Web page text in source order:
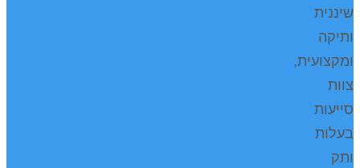
שיננית
ותיקה
ומקצועית,
צוות
סייעות
בעלות
ותק